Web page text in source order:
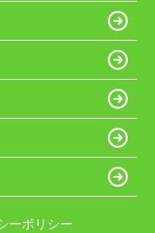
ーポリシー